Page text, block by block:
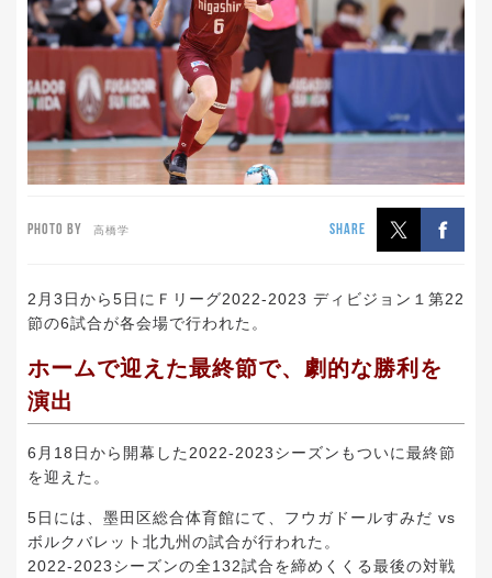
PHOTO BY 高橋学 SHARE
2月3日から5日にＦリーグ2022-2023 ディビジョン１第22
節の6試合が各会場で行われた。
ホームで迎えた最終節で、劇的な勝利を
演出
6月18日から開幕した2022-2023シーズンもついに最終節
を迎えた。
5日には、墨田区総合体育館にて、フウガドールすみだ vs
ボルクバレット北九州の試合が行われた。
2022-2023シーズンの全132試合を締めくくる最後の対戦